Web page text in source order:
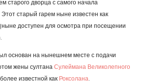
старого дворца с самого начала
старый гарем ныне известен как
доступен для осмотра при посещении
основан на нынешнем месте с подачи
жены султана Сулеймана Великолепного
известной как Роксолана.